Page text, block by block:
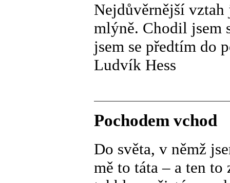
Nejdůvěrnější vztah
mlýně. Chodil jsem
jsem se předtím do
Ludvík Hess
Pochodem vchod
Do světa, v němž
mě to táta – a ten